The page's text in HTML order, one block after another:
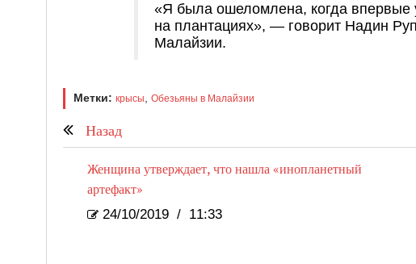
«Я была ошеломлена, когда впервые
на плантациях», — говорит Надин
Малайзии.
Метки: крысы, Обезьяны в Малайзии
Назад
Женщина утверждает, что нашла «инопланетный
артефакт»
24/10/2019 / 11:33